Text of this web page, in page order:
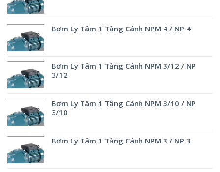
Bơm Ly Tâm 1 Tầng Cánh NPM 4 / NP 4
Bơm Ly Tâm 1 Tầng Cánh NPM 3/12 / NP
3/12
Bơm Ly Tâm 1 Tầng Cánh NPM 3/10 / NP
3/10
Bơm Ly Tâm 1 Tầng Cánh NPM 3 / NP 3